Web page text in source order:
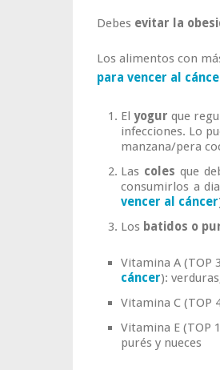
Debes evitar la
Los alimentos con
para vencer al
El yogur que
infecciones. Lo
manzana/pera
Las coles que
consumirlos a
vencer al cáncer
Los batidos o
Vitamina A (TOP
cáncer):
Vitamina C (TOP
Vitamina E (TOP
purés y nueces